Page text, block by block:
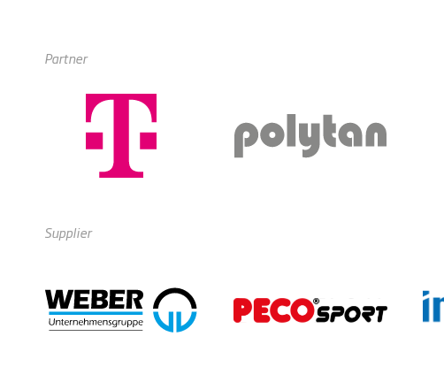
Partner
Supplier